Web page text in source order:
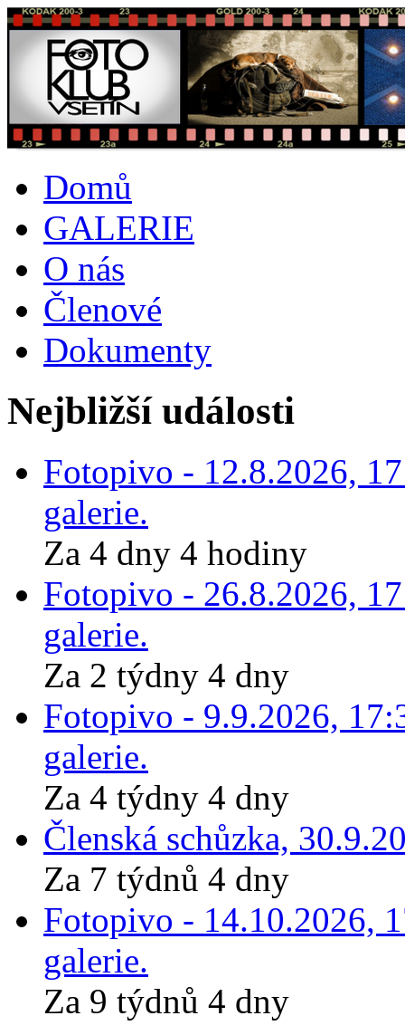
Domů
GALERIE
O nás
Členové
Dokumenty
Nejbližší události
Fotopivo - 12.8.2026,
galerie.
Za 4 dny 4 hodiny
Fotopivo - 26.8.2026,
galerie.
Za 2 týdny 4 dny
Fotopivo - 9.9.2026,
galerie.
Za 4 týdny 4 dny
Členská schůzka,
Za 7 týdnů 4 dny
Fotopivo - 14.10.2026,
galerie.
Za 9 týdnů 4 dny